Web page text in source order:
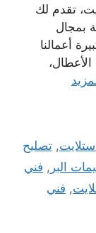
تقدم لك
بمجال
أعمالنا
,تصليح
البر , فني
, فني